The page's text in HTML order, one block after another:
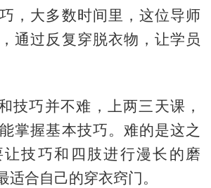
，大多数时间里，这位导师
通过反复穿脱衣物，让学员
技巧并不难，上两三天课，
掌握基本技巧。难的是这之
让技巧和四肢进行漫长的磨
适合自己的穿衣窍门。